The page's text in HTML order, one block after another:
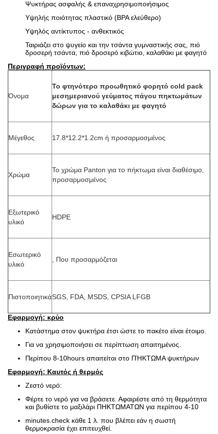
Ψυκτήρας ασφαλής & επαναχρησιμοποιήσιμος
Υψηλής ποιότητας πλαστικό (BPA ελεύθερο)
Υψηλός αντίκτυπος - ανθεκτικός
Ταιριάζει στο ψυγείο και την τσάντα γυμναστικής σας, πιό
δροσερή τσάντα, πιό δροσερό κιβώτιο, καλαθάκι με φαγητό
Περιγραφή προϊόντων:
Όνομα
Το φτηνότερο προωθητικό φορητό cold pack
μεσημεριανού γεύματος πάγου πηκτωμάτων
δώρων για το καλαθάκι με φαγητό
Μέγεθος 17.8*12.2*1.2cm ή προσαρμοσμένος
Χρώμα
Το χρώμα Panton για το πήκτωμα είναι διαθέσιμο,
προσαρμοσμένος
Εξωτερικό
υλικό
HDPE
Εσωτερικό
υλικό
, Που προσαρμόζεται
ΠιστοποιητικάSGS, FDA, MSDS, CPSIA LFGB
Εφαρμογή: κρύο
Κατάστημα στον ψυκτήρα έτσι ώστε το πακέτο είναι έτοιμο.
Για να χρησιμοποιήσει σε περίπτωση απαιτημένος.
Περίπου 8-10hours απαιτείται στο ΠΉΚΤΩΜΑ ψυκτήρων
Εφαρμογή: Καυτός ή θερμός
Ζεστό νερό:
Φέρτε το νερό για να βράσετε. Αφαιρέστε από τη θερμότητα
και βυθίστε το μαξιλάρι ΠΗΚΤΩΜΑΤΩΝ για περίπου 4-10
minutes.check κάθε 1 λ. που βλέπει εάν η σωστή
θερμοκρασία έχει επιτευχθεί.